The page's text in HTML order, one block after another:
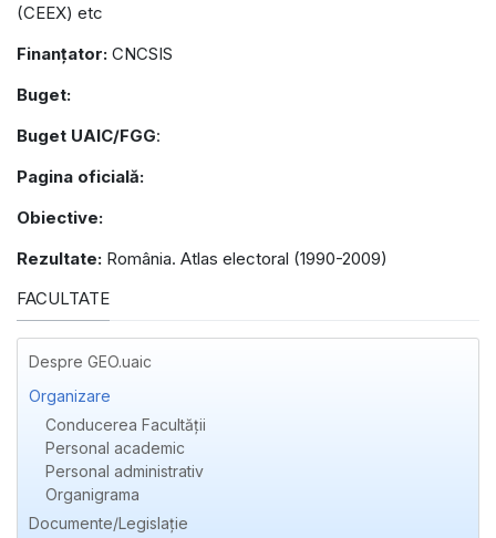
(CEEX) etc
Finanțator: CNCSIS
Buget:
Buget UAIC/FGG:
Pagina oficială:
Obiective:
Rezultate: România. Atlas electoral (1990-2009)
FACULTATE
Despre GEO.uaic
Organizare
Conducerea Facultății
Personal academic
Personal administrativ
Organigrama
Documente/Legislație